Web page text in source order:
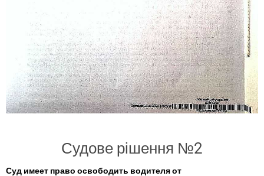
Судове рішення №2
Суд имеет право освободить водителя от